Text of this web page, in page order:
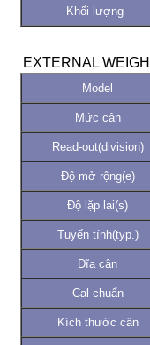
Khối lượng
EXTERNAL
Model
Mức cân
Read-out(division)
Độ mở rộng(e)
Độ lặp lại(s)
Tuyến tính(typ.)
Đĩa cân
Cal chuẩn
Kích thước cân